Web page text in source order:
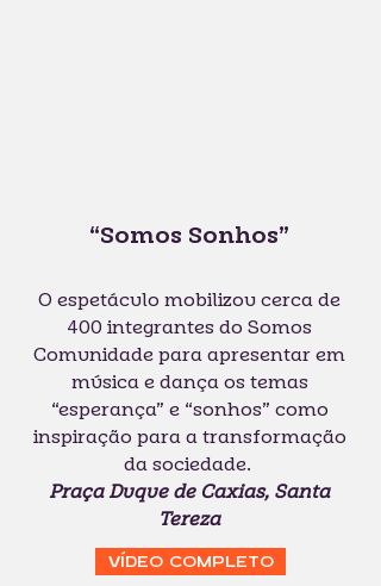
“Somos Sonhos”
O espetáculo mobilizou cerca de
400 integrantes do Somos
Comunidade para apresentar em
música e dança os temas
“esperança” e “sonhos” como
inspiração para a transformação
da sociedade.
Praça Duque de Caxias, Santa
Tereza
VÍDEO COMPLETO